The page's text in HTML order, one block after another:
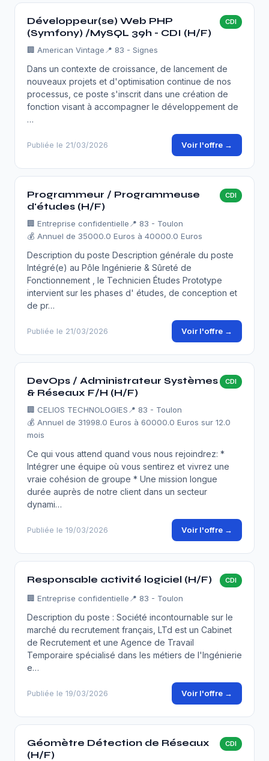
Développeur(se) Web PHP
(Symfony) /MySQL 39h - CDI (H/F)
CDI
🏢 American Vintage 📍 83 - Signes
Dans un contexte de croissance, de lancement de
nouveaux projets et d'optimisation continue de nos
processus, ce poste s'inscrit dans une création de
fonction visant à accompagner le développement de
…
Publiée le 21/03/2026 Voir l'offre →
Programmeur / Programmeuse
d'études (H/F)
CDI
🏢 Entreprise confidentielle 📍 83 - Toulon
💰 Annuel de 35000.0 Euros à 40000.0 Euros
Description du poste Description générale du poste
Intégré(e) au Pôle Ingénierie & Sûreté de
Fonctionnement , le Technicien Études Prototype
intervient sur les phases d' études, de conception et
de pr…
Publiée le 21/03/2026 Voir l'offre →
DevOps / Administrateur Systèmes
& Réseaux F/H (H/F)
CDI
🏢 CELIOS TECHNOLOGIES 📍 83 - Toulon
💰 Annuel de 31998.0 Euros à 60000.0 Euros sur 12.0
mois
Ce qui vous attend quand vous nous rejoindrez: *
Intégrer une équipe où vous sentirez et vivrez une
vraie cohésion de groupe * Une mission longue
durée auprès de notre client dans un secteur
dynami…
Publiée le 19/03/2026 Voir l'offre →
Responsable activité logiciel (H/F) CDI
🏢 Entreprise confidentielle 📍 83 - Toulon
Description du poste : Société incontournable sur le
marché du recrutement français, LTd est un Cabinet
de Recrutement et une Agence de Travail
Temporaire spécialisé dans les métiers de l'Ingénierie
e…
Publiée le 19/03/2026 Voir l'offre →
Géomètre Détection de Réseaux
(H/F)
CDI